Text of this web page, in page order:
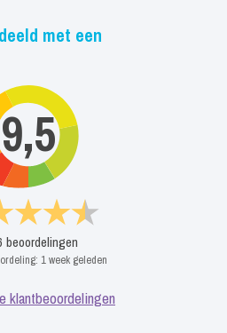
met een
9,5
beoordelingen
1 week geleden
klantbeoordelingen